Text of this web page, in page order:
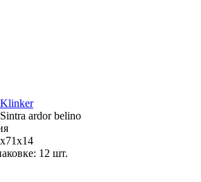
ardor belino
12 шт.